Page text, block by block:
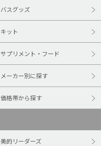
バスグッズ
キット
サプリメント・フード
メーカー別に探す
価格帯から探す
美的リーダーズ